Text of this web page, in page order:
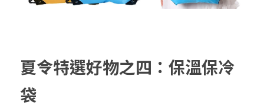
夏令特選好物之四：保溫保冷
袋